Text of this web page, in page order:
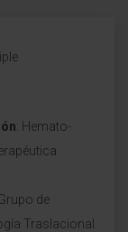
: Hemato-
de
Traslacional